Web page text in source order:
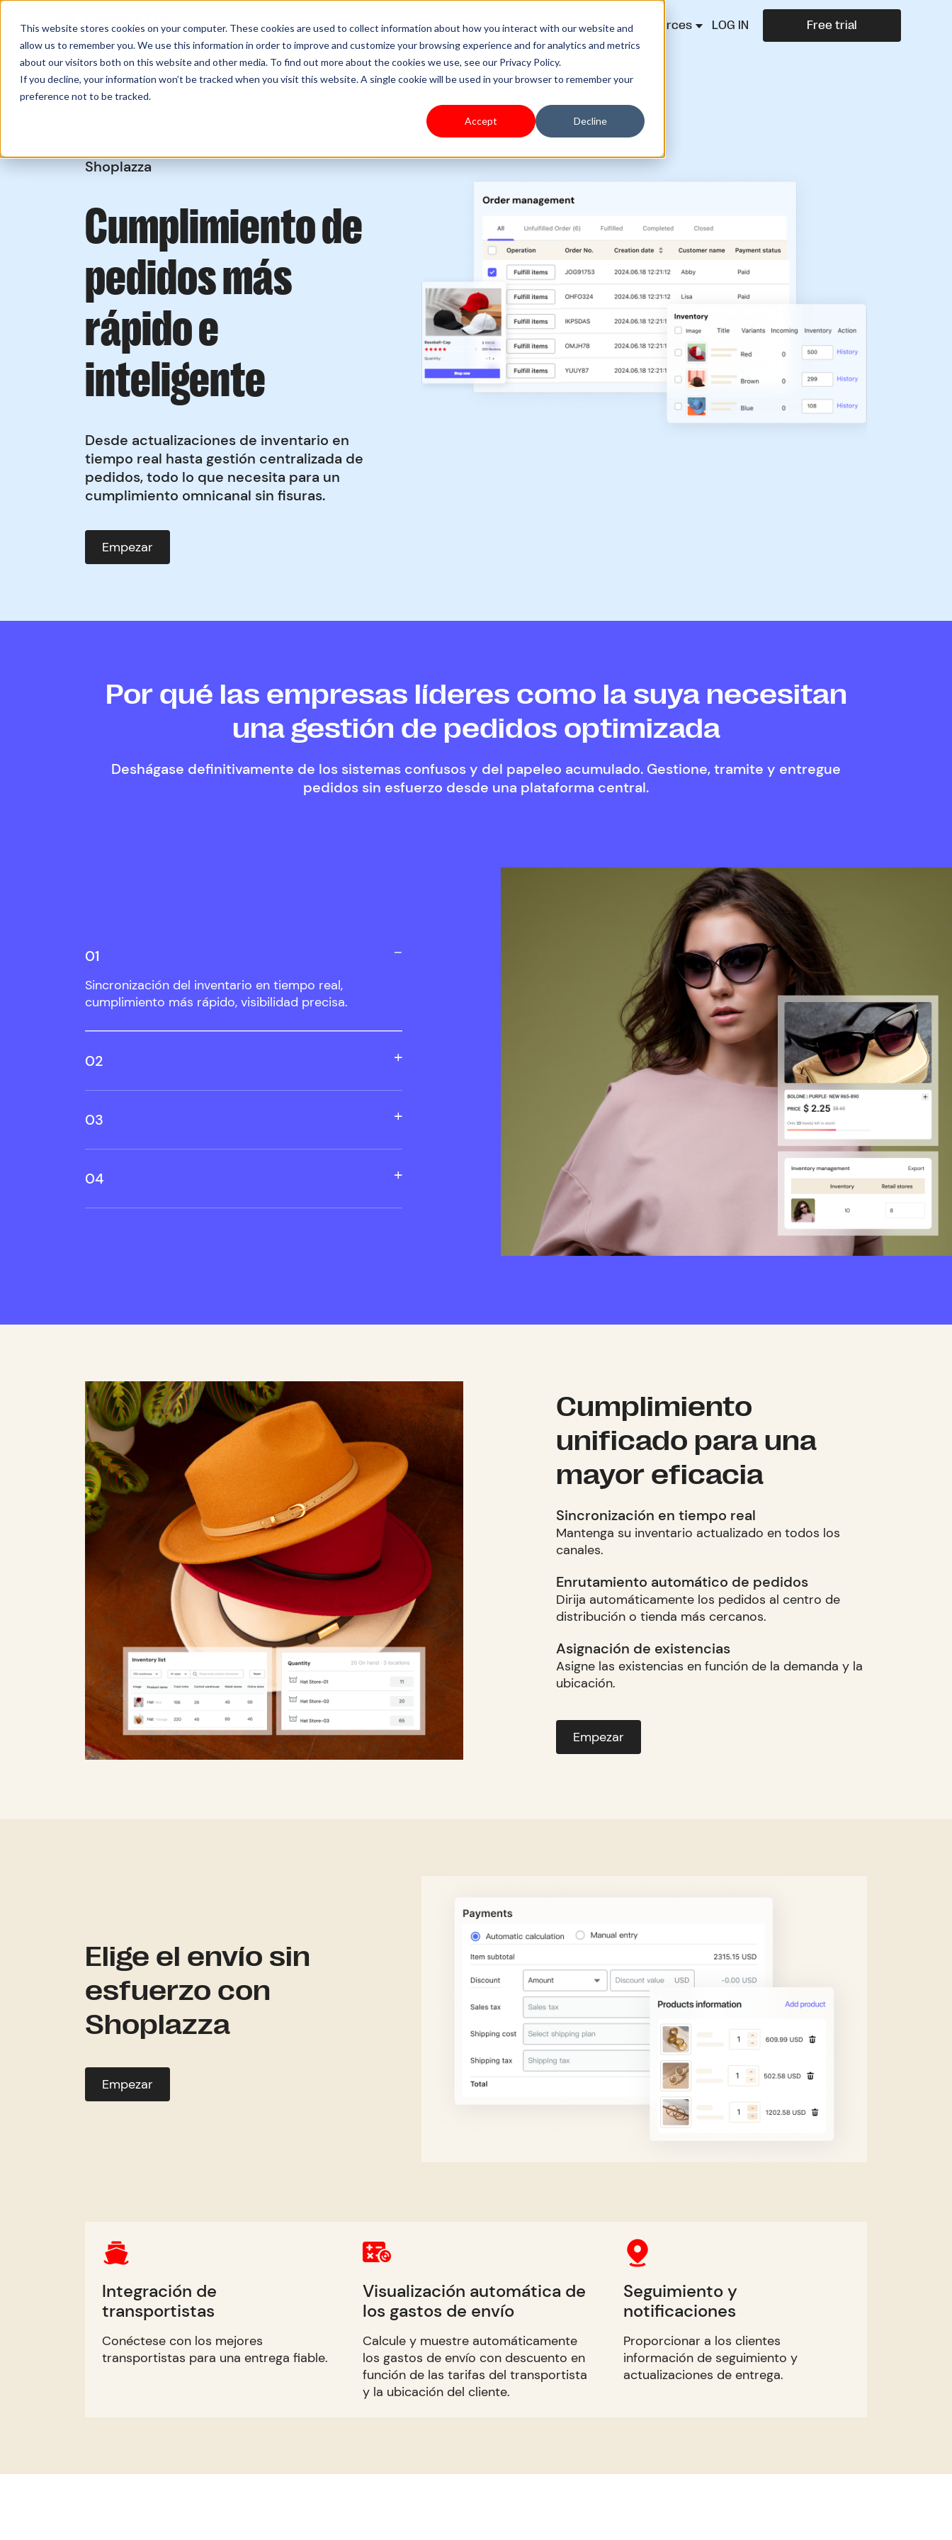
This website stores cookies on your computer. These cookies are used to collect information about how you interact with our website and
allow us to remember you. We use this information in order to improve and customize your browsing experience and for analytics and metrics
about our visitors both on this website and other media. To find out more about the cookies we use, see our Privacy Policy.
If you decline, your information won’t be tracked when you visit this website. A single cookie will be used in your browser to remember your
preference not to be tracked.
Accept Decline
Sell Online Business Type Pricing Shoplazza.cn Resources LOG IN Free trial
Shoplazza
Cumplimiento de
pedidos más
rápido e
inteligente
Desde actualizaciones de inventario en
tiempo real hasta gestión centralizada de
pedidos, todo lo que necesita para un
cumplimiento omnicanal sin fisuras.
Empezar
Por qué las empresas líderes como la suya necesitan
una gestión de pedidos optimizada
Deshágase definitivamente de los sistemas confusos y del papeleo acumulado. Gestione, tramite y entregue
pedidos sin esfuerzo desde una plataforma central.
01
Sincronización del inventario en tiempo real,
cumplimiento más rápido, visibilidad precisa.
02
satisfacción del cliente.
03
pedidos más rápido y hacer más felices a los
clientes.
04
línea y presenciales, como la recogida en tienda.
Cumplimiento
unificado para una
mayor eficacia
Sincronización en tiempo real
Mantenga su inventario actualizado en todos los
canales.
Enrutamiento automático de pedidos
Dirija automáticamente los pedidos al centro de
distribución o tienda más cercanos.
Asignación de existencias
Asigne las existencias en función de la demanda y la
ubicación.
Empezar
Elige el envío sin
esfuerzo con
Shoplazza
Empezar
Integración de
transportistas
Conéctese con los mejores
transportistas para una entrega fiable.
Visualización automática de
los gastos de envío
Calcule y muestre automáticamente
los gastos de envío con descuento en
función de las tarifas del transportista
y la ubicación del cliente.
Seguimiento y
notificaciones
Proporcionar a los clientes
información de seguimiento y
actualizaciones de entrega.